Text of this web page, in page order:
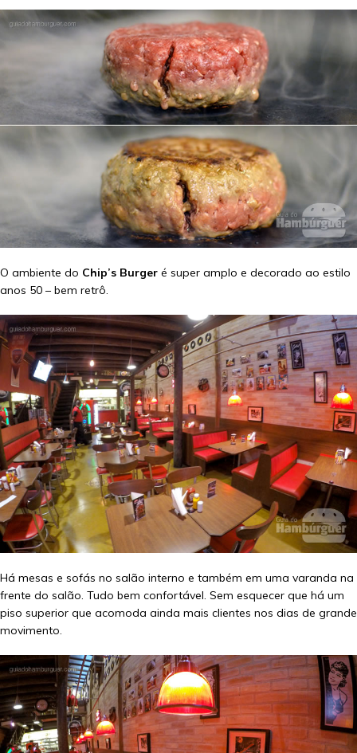
O ambiente do Chip’s Burger é super amplo e decorado ao estilo
anos 50 – bem retrô.
Há mesas e sofás no salão interno e também em uma varanda na
frente do salão. Tudo bem confortável. Sem esquecer que há um
piso superior que acomoda ainda mais clientes nos dias de grande
movimento.